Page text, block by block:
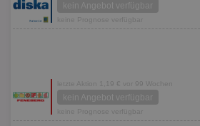
kein Angebot verfügbar
keine Prognose verfügbar
letzte Aktion 1,19 € vor 99 Wochen
kein Angebot verfügbar
keine Prognose verfügbar